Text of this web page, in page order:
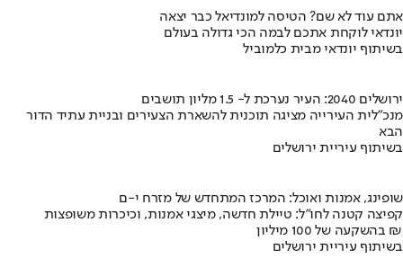
אתם עוד לא שם? הטיסה למונדיאל כבר יצאה
יונדאי לוקחת אתכם לבמה הכי גדולה בעולם
בשיתוף יונדאי מבית כלמוביל
ירושלים 2040: העיר נערכת ל- 1.5 מליון תושבים
מנכ"לית העירייה מציגה תוכנית להשארת הצעירים ובניית עתיד הדור
הבא
בשיתוף עיריית ירושלים
שופינג, אמנות ואוכל: המרכז המתחדש של מזרח י-ם
קפיצה קטנה לחו"ל: טיילת חדשה, מיצגי אמנות, וכיכרות משופצות
בהשקעה של 100 מיליון ₪
בשיתוף עיריית ירושלים